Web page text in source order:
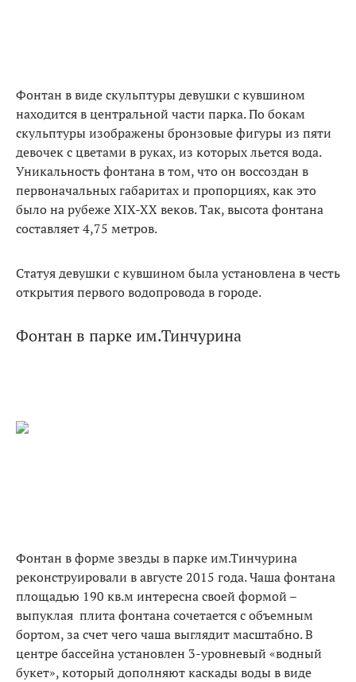
Фонтан в виде скульптуры девушки с кувшином
находится в центральной части парка. По бокам
скульптуры изображены бронзовые фигуры из пяти
девочек с цветами в руках, из которых льется вода.
Уникальность фонтана в том, что он воссоздан в
первоначальных габаритах и пропорциях, как это
было на рубеже XIX-XX веков. Так, высота фонтана
составляет 4,75 метров.
Статуя девушки с кувшином была установлена в честь
открытия первого водопровода в городе.
Фонтан в парке им.Тинчурина
Фонтан в форме звезды в парке им.Тинчурина
реконструировали в августе 2015 года. Чаша фонтана
площадью 190 кв.м интересна своей формой –
выпуклая плита фонтана сочетается с объемным
бортом, за счет чего чаша выглядит масштабно. В
центре бассейна установлен 3-уровневый «водный
букет», который дополняют каскады воды в виде